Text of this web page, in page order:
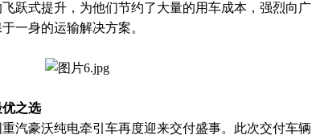
跃式提升，为他们节约了大量的用车成本，强烈向广
一身的运输解决方案。
之选
汽豪沃纯电牵引车再度迎来交付盛事。此次交付车辆